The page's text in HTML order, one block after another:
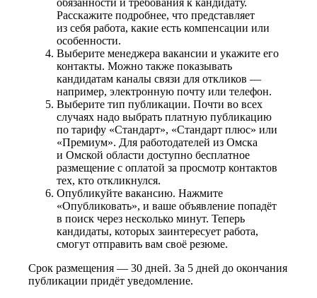
Расскажите подробнее, что представляет
из себя работа, какие есть компенсации или
особенности.
Выберите менеджера вакансии и укажите его
контакты. Можно также показывать
кандидатам каналы связи для откликов —
например, электронную почту или телефон.
Выберите тип публикации. Почти во всех
случаях надо выбрать платную публикацию
по тарифу «Стандарт», «Стандарт плюс» или
«Премиум». Для работодателей из Омска
и Омской области доступно бесплатное
размещение с оплатой за просмотр контактов
тех, кто откликнулся.
Опубликуйте вакансию. Нажмите
«Опубликовать», и ваше объявление попадёт
в поиск через несколько минут. Теперь
кандидаты, которых заинтересует работа,
смогут отправить вам своё резюме.
Срок размещения — 30 дней. За 5 дней до окончания
публикации придёт уведомление.